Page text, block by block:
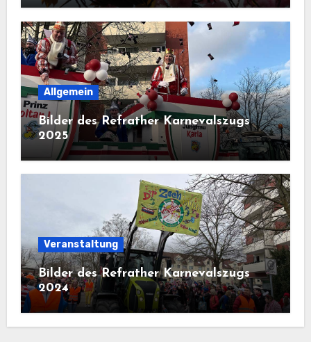
Allgemein
Bilder des Refrather Karnevalszugs
2025
Veranstaltung
Bilder des Refrather Karnevalszugs
2024